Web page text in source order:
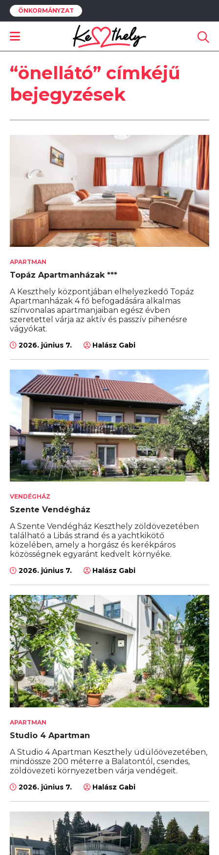
ÖNKORMÁNYZAT
“önellátó” címkéjű
bejegyzések
APARTMAN
Topáz Apartmanházak ***
A Keszthely központjában elhelyezkedő Topáz
Apartmanházak 4 fő befogadására alkalmas
színvonalas apartmanjaiban egész évben
szeretettel várja az aktív és passzív pihenésre
vágyókat.
2026. június 7. Halász Gabi
VENDÉGHÁZ
Szente Vendégház
A Szente Vendégház Keszthely zöldövezetében
található a Libás strand és a yachtkikötő
közelében, amely a horgász és kerékpáros
közösségnek egyaránt kedvelt környéke.
2026. június 7. Halász Gabi
APARTMAN
Studio 4 Apartman
A Studio 4 Apartman Keszthely üdülőövezetében,
mindössze 200 méterre a Balatontól, csendes,
zöldövezeti környezetben várja vendégeit.
2026. június 7. Halász Gabi